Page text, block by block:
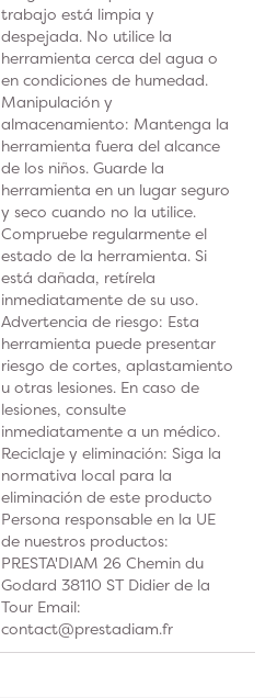
trabajo está limpia y
despejada. No utilice la
herramienta cerca del agua o
en condiciones de humedad.
Manipulación y
almacenamiento: Mantenga la
herramienta fuera del alcance
de los niños. Guarde la
herramienta en un lugar seguro
y seco cuando no la utilice.
Compruebe regularmente el
estado de la herramienta. Si
está dañada, retírela
inmediatamente de su uso.
Advertencia de riesgo: Esta
herramienta puede presentar
riesgo de cortes, aplastamiento
u otras lesiones. En caso de
lesiones, consulte
inmediatamente a un médico.
Reciclaje y eliminación: Siga la
normativa local para la
eliminación de este producto
Persona responsable en la UE
de nuestros productos:
PRESTA'DIAM 26 Chemin du
Godard 38110 ST Didier de la
Tour Email:
contact@prestadiam.fr